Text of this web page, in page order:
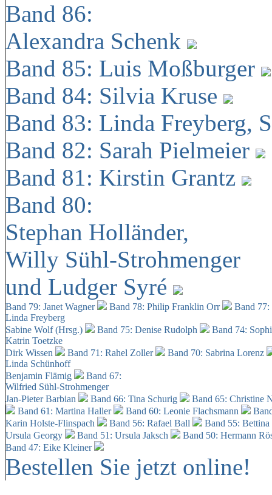
Band 86:
Alexandra Schenk
Band 85: Luis Moßburger
Band 84: Silvia Kruse
Band 83: Linda Freyberg,
Band 82: Sarah Pielmeier
Band 81: Kirstin Grantz
Band 80:
Stephan Holländer,
Willy Sühl-Strohmenger
und Ludger Syré
Band 79: Janet Wagner Band 78: Philip Franklin Orr
Band
Linda Freyberg
Sabine Wolf (Hrsg.)
Band 75: Denise Rudolph
Band 74:
Katrin Toetzke
Dirk Wissen
Band 71: Rahel Zoller
Band 70: Sabrina Lorenz
Linda Schünhoff
Benjamin Flämig
Band 67:
Wilfried Sühl-Strohmenger
Jan-Pieter Barbian
Band 66: Tina Schurig
Band 65: Christine
Band 61: Martina Haller
Band 60: Leonie Flachsmann
Karin Holste-Flinspach
Band 56: Rafael Ball
Band 55:
Ursula Georgy
Band 51: Ursula Jaksch Band 50: Hermann
Band 47: Eike Kleiner
Bestellen Sie jetzt online!